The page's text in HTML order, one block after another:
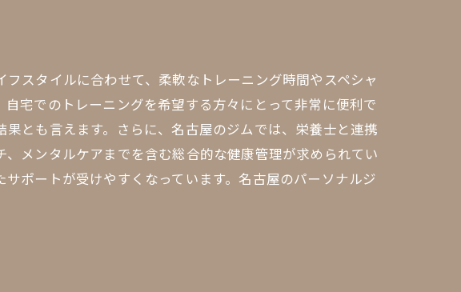
スタイルに合わせて、柔軟なトレーニング時間やスペシャ
宅でのトレーニングを希望する方々にとって非常に便利で
とも言えます。さらに、名古屋のジムでは、栄養士と連携
メンタルケアまでを含む総合的な健康管理が求められてい
ポートが受けやすくなっています。名古屋のパーソナルジ